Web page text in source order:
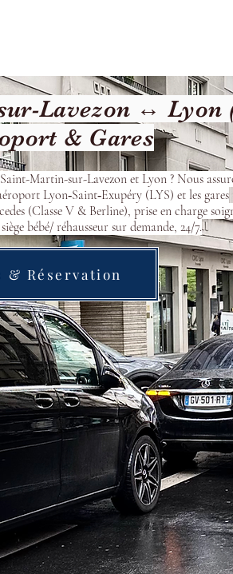
Lavezon ↔ Lyon
& Gares
Martin-sur-Lavezon et Lyon ? Nous
Lyon‑Saint‑Exupéry (LYS) et les gares
(Classe V & Berline), prise en charge
bébé/ réhausseur sur demande, 24/7.
& Réservation